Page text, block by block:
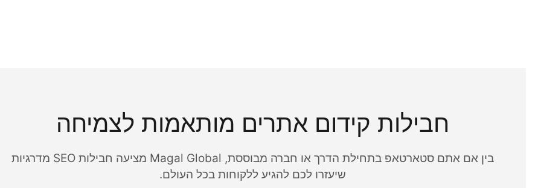
חבילות קידום אתרים מותאמות לצמיחה
בין אם אתם סטארטאפ בתחילת הדרך או חברה מבוססת, Magal Global מציעה חבילות SEO מדרגיות
שיעזרו לכם להגיע ללקוחות בכל העולם.